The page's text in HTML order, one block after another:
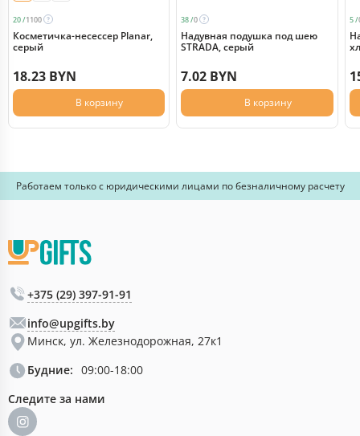
20 /1100
Косметичка-несессер Planar,
серый
18.23 BYN
В корзину
38 /0
Надувная подушка под шею
STRADA, серый
7.02 BYN
В корзину
5 /
Работаем только с юридическими лицами по безналичному расчету
+375 (29) 397-91-91
info@upgifts.by
Минск, ул. Железнодорожная, 27к1
Будние: 09:00-18:00
Следите за нами